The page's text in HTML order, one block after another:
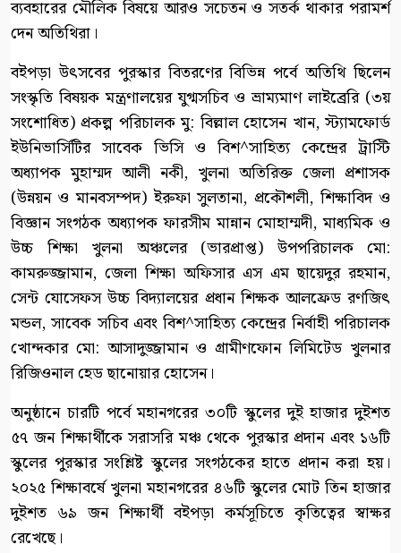
ব্যবহারের মৌলিক বিষয়ে আরও সচেতন ও সতর্ক থাকার পরামর্শ
দেন অতিথিরা।
বইপড়া উৎসবের পুরস্কার বিতরণের বিভিন্ন পর্বে অতিথি ছিলেন
সংস্কৃতি বিষয়ক মন্ত্রণালয়ের যুগ্মসচিব ও ভ্রাম্যমাণ লাইব্রেরি (৩য়
সংশোধিত) প্রকল্প পরিচালক মু: বিল্লাল হোসেন খান, স্ট্যামফোর্ড
ইউনিভার্সিটির সাবেক ভিসি ও বিশ^সাহিত্য কেন্দ্রের ট্রাস্টি
অধ্যাপক মুহাম্মদ আলী নকী, খুলনা অতিরিক্ত জেলা প্রশাসক
(উন্নয়ন ও মানবসম্পদ) ইরুফা সুলতানা, প্রকৌশলী, শিক্ষাবিদ ও
বিজ্ঞান সংগঠক অধ্যাপক ফারসীম মান্নান মোহাম্মদী, মাধ্যমিক ও
উচ্চ শিক্ষা খুলনা অঞ্চলের (ভারপ্রাপ্ত) উপপরিচালক মো:
কামরুজ্জামান, জেলা শিক্ষা অফিসার এস এম ছায়েদুর রহমান,
সেন্ট যোসেফস উচ্চ বিদ্যালয়ের প্রধান শিক্ষক আলফ্রেড রণজিৎ
মন্ডল, সাবেক সচিব এবং বিশ^সাহিত্য কেন্দ্রের নির্বাহী পরিচালক
খোন্দকার মো: আসাদুজ্জামান ও গ্রামীণফোন লিমিটেড খুলনার
রিজিওনাল হেড ছানোয়ার হোসেন।
অনুষ্ঠানে চারটি পর্বে মহানগরের ৩০টি স্কুলের দুই হাজার দুইশত
৫৭ জন শিক্ষার্থীকে সরাসরি মঞ্চ থেকে পুরস্কার প্রদান এবং ১৬টি
স্কুলের পুরস্কার সংশ্লিষ্ট স্কুলের সংগঠকের হাতে প্রদান করা হয়।
২০২৫ শিক্ষাবর্ষে খুলনা মহানগরের ৪৬টি স্কুলের মোট তিন হাজার
দুইশত ৬৯ জন শিক্ষার্থী বইপড়া কর্মসূচিতে কৃতিত্বের স্বাক্ষর
রেখেছে।